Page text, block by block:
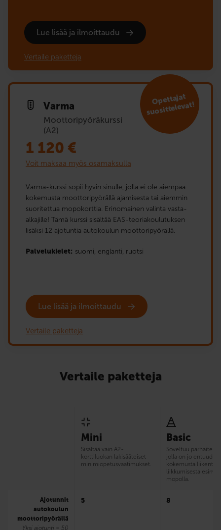
Lue lisää ja ilmoittaudu
Vertaile paketteja
Varma
Moottoripyöräkurssi
(A2)
Opet­tajat
suosit­televat!
1 120 €
Voit maksaa myös osamaksulla
Varma-kurssi sopii hyvin sinulle, jolla ei ole aiempaa
kokemusta moottoripyörällä ajamisesta tai aiemmin
suoritettua mopokorttia. Erinomainen valinta vasta-
alkajille! Tämä kurssi sisältää EAS-teoriakoulutuksen
lisäksi 12 ajotuntia autokoulun moottoripyörällä.
Palvelukielet: suomi, englanti, ruotsi
Lue lisää ja ilmoittaudu
Vertaile paketteja
Vertaile paketteja
Mini
Sisältää vain A2-
korttiluokan lakisääteiset
minimiopetusvaatimukset.
Basic
Soveltuu parhaiten
jolla on jo
kokemusta
liikkumisesta esim.
mopolla.
Ajotunnit
autokoulun
moottoripyörällä
Yksi ajotunti = 50
5 8